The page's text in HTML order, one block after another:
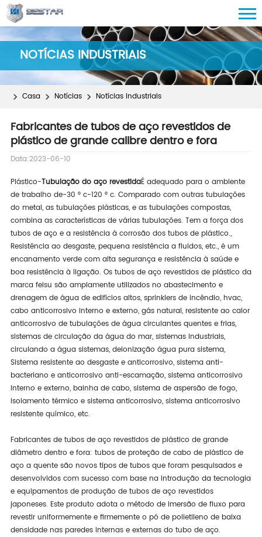
NOTÍCIAS INDUSTRIAIS
Casa Notícias Notícias Industriais
Fabricantes de tubos de aço revestidos de
plástico de grande calibre dentro e fora
Data:2023-06-10
Plástico-Tubulação do aço revestidaÉ adequado para o ambiente
de trabalho de-30 ° c-120 ° c. Comparado com outras tubulações
do metal, as tubulações plásticas, e as tubulações compostas,
combina as características de várias tubulações. Tem a força dos
tubos de aço e a resistência à corrosão dos tubos de plástico.,
Resistência ao desgaste, pequena resistência a fluidos, etc., é um
encanamento verde com alta segurança e resistência à saúde e
boa resistência à ligação. Os tubos de aço revestidos de plástico da
marca feisu são amplamente utilizados no abastecimento e
drenagem de água de edifícios altos, sprinklers de incêndio, hvac,
cabo anticorrosivo interno e externo, gás natural, resistente ao calor
anticorrosivo de tubulações de água circulantes quentes e frias,
sistemas de circulação da água do mar, sistemas industriais,
circulando a água sistemas, deionização água pura sistema,
Sistema resistente ao desgaste e anticorrosivo, sistema anti-
bacteriano e anticorrosivo anti-escamação, sistema anticorrosivo
interno e externo, bainha de cabo, sistema de aspersão de fogo,
isolamento térmico e sistema anticorrosivo, sistema anticorrosivo
resistente químico, etc.
Fabricantes de tubos de aço revestidos de plástico de grande
diâmetro dentro e fora: tubos de proteção de cabo de plástico de
aço a quente são novos tipos de tubos que foram pesquisados e
desenvolvidos com sucesso com base na introdução da tecnologia
e equipamentos de produção de tubos de aço revestidos
japoneses. Este produto adota o método de imersão de fluxo para
revestir uniformemente e firmemente o pó de polietileno de baixa
densidade nas paredes internas e externas do tubo de aço.